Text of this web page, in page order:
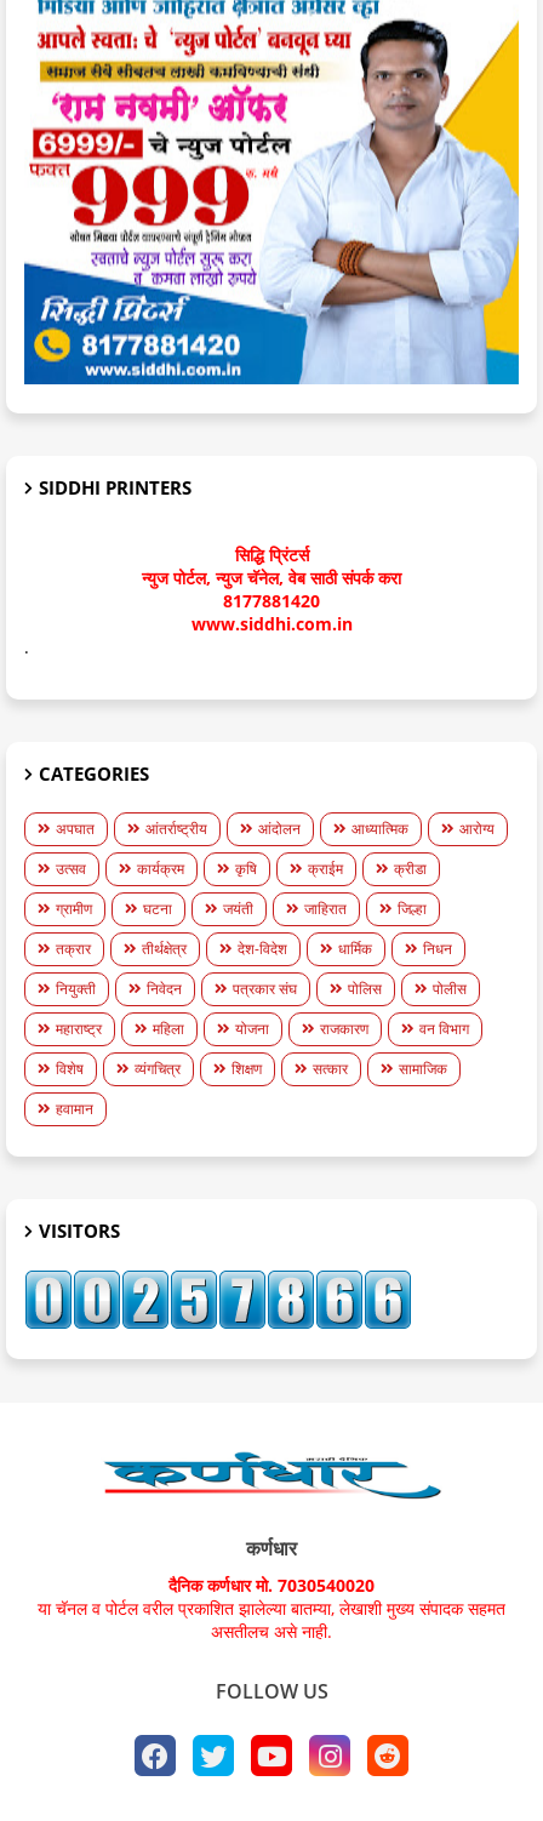
SIDDHI PRINTERS
सिद्धि प्रिंटर्स
न्युज पोर्टल, न्युज चॅनेल, वेब साठी संपर्क करा
8177881420
www.siddhi.com.in
.
CATEGORIES
अपघात आंतर्राष्ट्रीय आंदोलन आध्यात्मिक
आरोग्य
उत्सव
कार्यक्रम कृषि क्राईम
क्रीडा
ग्रामीण
घटना जयंती जाहिरात
जिल्हा
तक्रार
तीर्थक्षेत्र देश-विदेश धार्मिक
निधन
नियुक्ती
निवेदन पत्रकार संघ पोलिस
पोलीस
महाराष्ट्र
महिला योजना राजकारण
वन विभाग
विशेष
व्यंगचित्र शिक्षण सत्कार
सामाजिक
हवामान
VISITORS
कर्णधार
दैनिक कर्णधार मो. 7030540020
या चॅनल व पोर्टल वरील प्रकाशित झालेल्या बातम्या, लेखाशी मुख्य संपादक सहमत
असतीलच असे नाही.
FOLLOW US